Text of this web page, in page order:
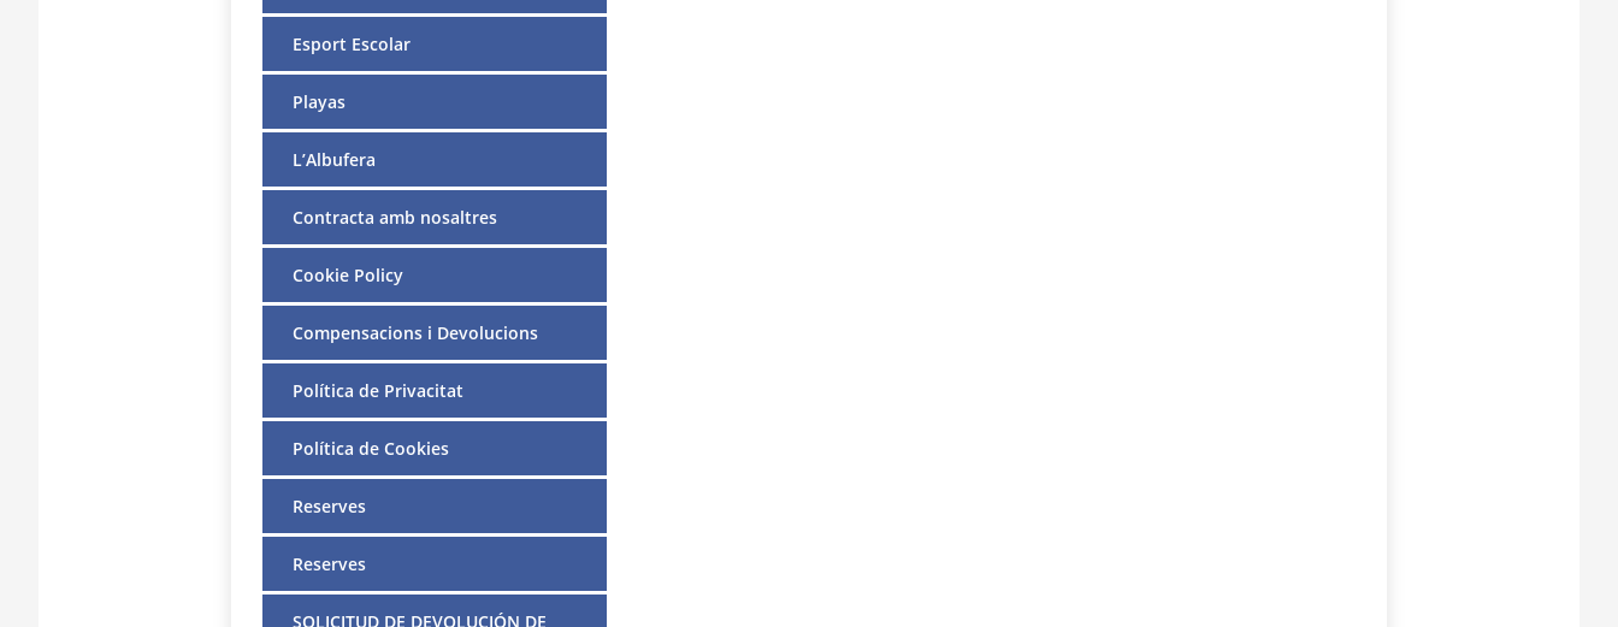
Esport Escolar
Playas
L’Albufera
Contracta amb nosaltres
Cookie Policy
Compensacions i Devolucions
Política de Privacitat
Política de Cookies
Reserves
Reserves
SOLICITUD DE DEVOLUCIÓN DE